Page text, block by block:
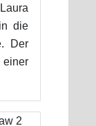
die
Der